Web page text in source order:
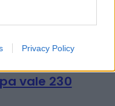
Privacy Policy
vale 230